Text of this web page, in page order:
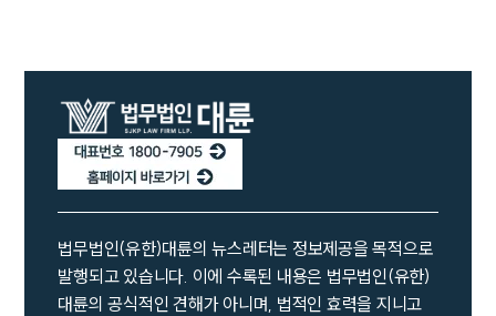
법무법인(유한)대륜의 뉴스레터는 정보제공을 목적으로
발행되고 있습니다. 이에 수록된 내용은 법무법인(유한)
대륜의 공식적인 견해가 아니며, 법적인 효력을 지니고